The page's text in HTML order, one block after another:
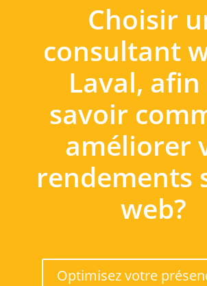
Choisir
consultant
Laval, afin
savoir
améliorer
rendements
web?
Optimisez votre